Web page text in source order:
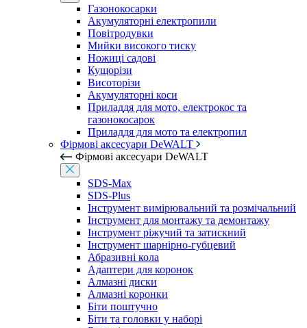
Газонокосарки
Акумуляторні електропили
Повітродувки
Мийки високого тиску
Ножиці садові
Кущорізи
Висоторізи
Акумуляторні коси
Приладдя для мото, електрокос та
газонокосарок
Приладдя для мото та електропил
Фірмові аксесуари DeWALT
Фірмові аксесуари DeWALT
SDS-Max
SDS-Plus
Інструмент вимірювальний та розмічальний
Інструмент для монтажу та демонтажу
Інструмент ріжучий та затискний
Інструмент шарнірно-губцевий
Абразивні кола
Адаптери для коронок
Алмазні диски
Алмазні коронки
Біти поштучно
Біти та головки у наборі